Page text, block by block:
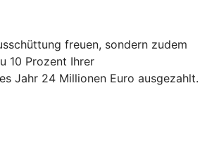
freuen, sondern zudem
10 Prozent Ihrer
Jahr 24 Millionen Euro ausgezahlt.